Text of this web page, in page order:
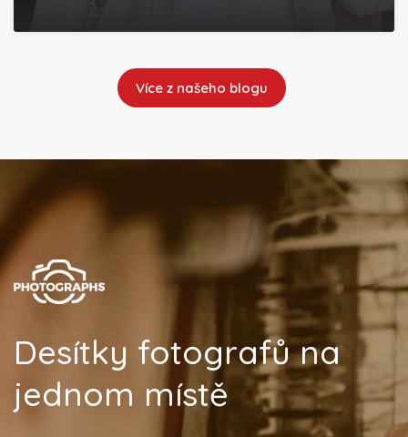
Více z našeho blogu
Desítky fotografů na
jednom místě